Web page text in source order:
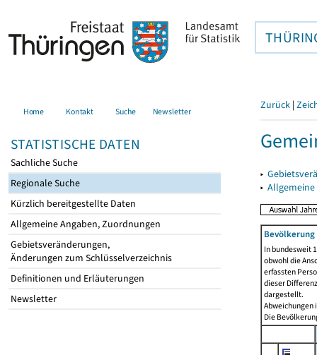
Home Kontakt Suche Newsletter
STATISTISCHE DATEN
Sachliche Suche
Regionale Suche
Kürzlich bereitgestellte Daten
Allgemeine Angaben, Zuordnungen
Gebietsveränderungen,
Änderungen zum Schlüsselverzeichnis
Definitionen und Erläuterungen
Newsletter
Zurück |
▸
▸
Bevölkerung
In bundesweit
obwohl die
erfassten
dieser
dargestellt.
Abweichungen
Die